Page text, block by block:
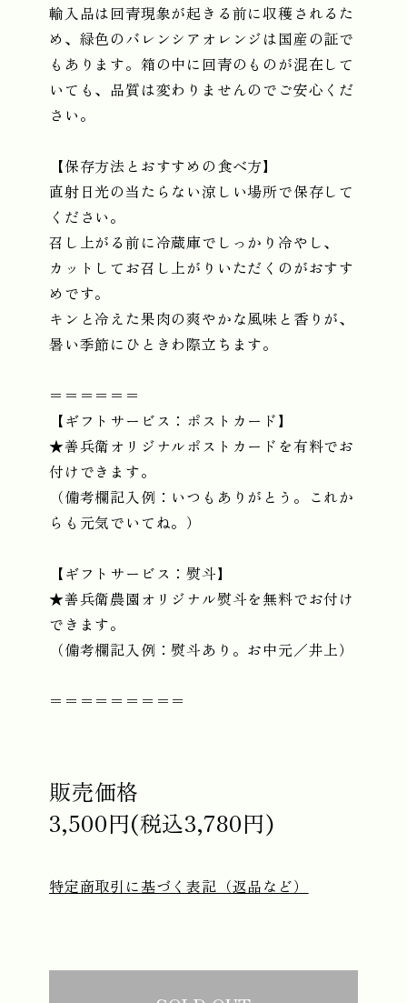
輸入品は回青現象が起きる前に収穫されるた
め、緑色のバレンシアオレンジは国産の証で
もあります。箱の中に回青のものが混在して
いても、品質は変わりませんのでご安心くだ
さい。
【保存方法とおすすめの食べ方】
直射日光の当たらない涼しい場所で保存して
ください。
召し上がる前に冷蔵庫でしっかり冷やし、
カットしてお召し上がりいただくのがおすす
めです。
キンと冷えた果肉の爽やかな風味と香りが、
暑い季節にひときわ際立ちます。
＝＝＝＝＝＝
【ギフトサービス：ポストカード】
★善兵衛オリジナルポストカードを有料でお
付けできます。
（備考欄記入例：いつもありがとう。これか
らも元気でいてね。）
【ギフトサービス：熨斗】
★善兵衛農園オリジナル熨斗を無料でお付け
できます。
（備考欄記入例：熨斗あり。お中元／井上）
＝＝＝＝＝＝＝＝＝
販売価格
3,500円(税込3,780円)
特定商取引に基づく表記（返品など）